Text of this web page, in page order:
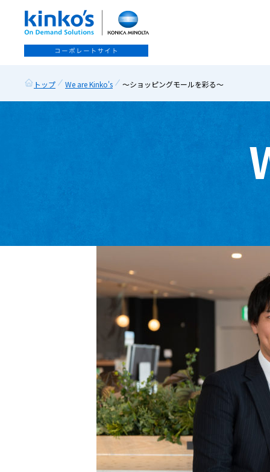
トップ We are Kinko's ～ショッピングモールを彩る～